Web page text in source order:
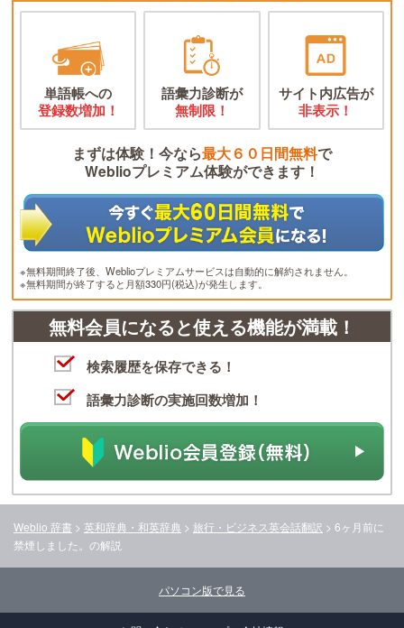
単語帳への
登録数増加！
語彙力診断が
無制限！
サイト内広告が
非表示！
まずは体験！今なら最大６０日間無料で
Weblioプレミアム体験ができます！
※無料期間終了後、Weblioプレミアムサービスは自動的に解約されません。
※無料期間が終了すると月額330円(税込)が発生します。
無料会員になると使える機能が満載！
検索履歴を保存できる！
語彙力診断の実施回数増加！
Weblio 辞書 > 英和辞典・和英辞典 > 旅行・ビジネス英会話翻訳 > 6ヶ月前に
禁煙しました。 の解説
パソコン版で見る